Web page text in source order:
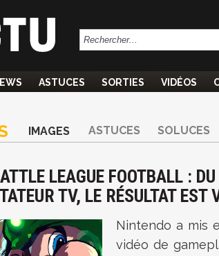
ASTUCES SORTIES VIDÉOS
IMAGES ASTUCES SOLUCES
LEAGUE FOOTBALL :
TV, LE RÉSULTAT
Nintendo a mis
vidéo de